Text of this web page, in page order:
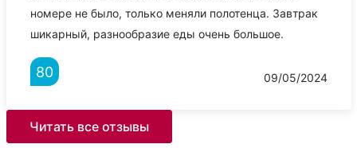
номере не было, только меняли полотенца. Завтрак
шикарный, разнообразие еды очень большое.
80 09/05/2024
Читать все отзывы